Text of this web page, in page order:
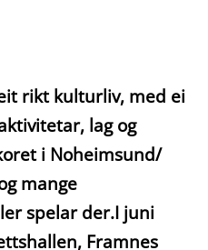
rikt kulturliv, med ei
lag og
i Noheimsund/
mange
spelar der.I juni
Framnes